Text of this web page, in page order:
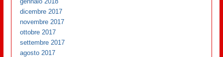
dicembre 2017
novembre 2017
ottobre 2017
settembre 2017
agosto 2017